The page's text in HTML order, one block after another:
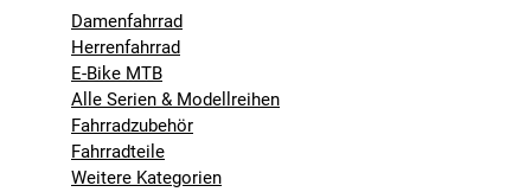
Damenfahrrad
Herrenfahrrad
E-Bike MTB
Alle Serien & Modellreihen
Fahrradzubehör
Fahrradteile
Weitere Kategorien